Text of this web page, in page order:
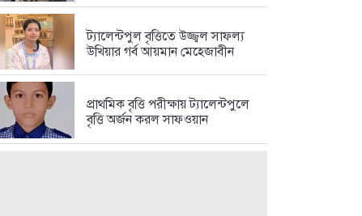
ট্যালেন্টপুল বৃত্তিতে উজ্জ্বল সাফল্য
উখিয়ার গর্ব আয়মান মেহেজাবীন
প্রাথমিক বৃত্তি পরীক্ষায় ট্যালেন্টপুলে
বৃত্তি অর্জন করল সাফওয়ান